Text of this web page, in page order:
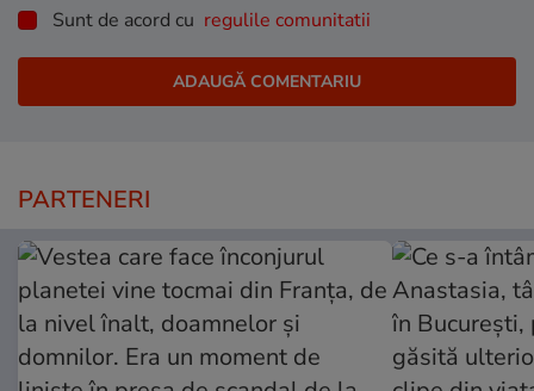
Sunt de acord cu regulile comunitatii
PARTENERI